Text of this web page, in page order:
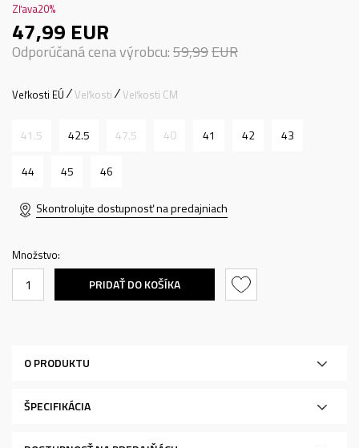
Zľava20%
47,99 EUR
Odporúčaná cena výrobcu:59,99EUR
Veľkosti EÚ Veľkosti Veľkosti CM
41.5 42.5 47.5 40 41 42 43
44 45 46
Skontrolujte dostupnosť na predajniach
Množstvo:
PRIDAŤ DO KOŠÍKA
O PRODUKTU
ŠPECIFIKÁCIA